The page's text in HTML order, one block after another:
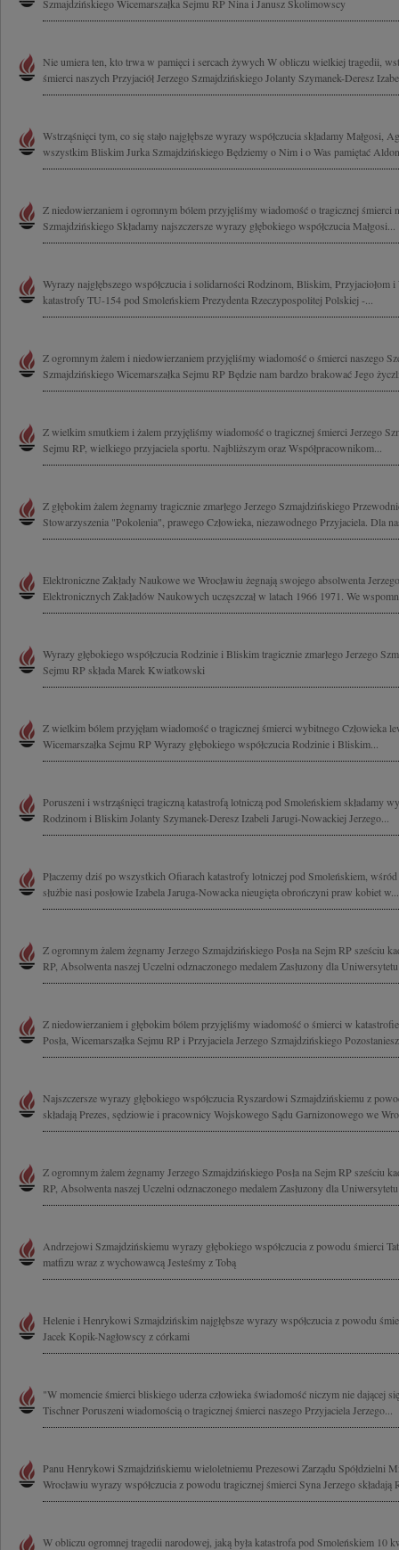
Szmajdzińskiego Wicemarszałka Sejmu RP Nina i Janusz Skolimowscy
Nie umiera ten, kto trwa w pamięci i sercach żywych W obliczu wielkiej tragedii,
śmierci naszych Przyjaciół Jerzego Szmajdzińskiego Jolanty Szymanek-Deresz
Wstrząśnięci tym, co się stało najgłębsze wyrazy współczucia składamy Małgosi,
wszystkim Bliskim Jurka Szmajdzińskiego Będziemy o Nim i o Was pamiętać
Z niedowierzaniem i ogromnym bólem przyjęliśmy wiadomość o tragicznej śmierci
Szmajdzińskiego Składamy najszczersze wyrazy głębokiego współczucia Małgosi...
Wyrazy najgłębszego współczucia i solidarności Rodzinom, Bliskim, Przyjaciołom
katastrofy TU-154 pod Smoleńskiem Prezydenta Rzeczypospolitej Polskiej -...
Z ogromnym żalem i niedowierzaniem przyjęliśmy wiadomość o śmierci naszego
Szmajdzińskiego Wicemarszałka Sejmu RP Będzie nam bardzo brakować Jego
Z wielkim smutkiem i żalem przyjęliśmy wiadomość o tragicznej śmierci Jerzego
Sejmu RP, wielkiego przyjaciela sportu. Najbliższym oraz Współpracownikom...
Z głębokim żalem żegnamy tragicznie zmarłego Jerzego Szmajdzińskiego
Stowarzyszenia "Pokolenia", prawego Człowieka, niezawodnego Przyjaciela. Dla
Elektroniczne Zakłady Naukowe we Wrocławiu żegnają swojego absolwenta
Elektronicznych Zakładów Naukowych uczęszczał w latach 1966 1971. We
Wyrazy głębokiego współczucia Rodzinie i Bliskim tragicznie zmarłego Jerzego
Sejmu RP składa Marek Kwiatkowski
Z wielkim bólem przyjęłam wiadomość o tragicznej śmierci wybitnego Człowieka
Wicemarszałka Sejmu RP Wyrazy głębokiego współczucia Rodzinie i Bliskim...
Poruszeni i wstrząśnięci tragiczną katastrofą lotniczą pod Smoleńskiem składamy
Rodzinom i Bliskim Jolanty Szymanek-Deresz Izabeli Jarugi-Nowackiej Jerzego...
Płaczemy dziś po wszystkich Ofiarach katastrofy lotniczej pod Smoleńskiem,
służbie nasi posłowie Izabela Jaruga-Nowacka nieugięta obrończyni praw kobiet w...
Z ogromnym żalem żegnamy Jerzego Szmajdzińskiego Posła na Sejm RP sześciu
RP, Absolwenta naszej Uczelni odznaczonego medalem Zasłuzony dla
Z niedowierzaniem i głębokim bólem przyjęliśmy wiadomość o śmierci w
Posła, Wicemarszałka Sejmu RP i Przyjaciela Jerzego Szmajdzińskiego
Najszczersze wyrazy głębokiego współczucia Ryszardowi Szmajdzińskiemu z
składają Prezes, sędziowie i pracownicy Wojskowego Sądu Garnizonowego we
Z ogromnym żalem żegnamy Jerzego Szmajdzińskiego Posła na Sejm RP sześciu
RP, Absolwenta naszej Uczelni odznaczonego medalem Zasłuzony dla
Andrzejowi Szmajdzińskiemu wyrazy głębokiego współczucia z powodu śmierci
matfizu wraz z wychowawcą Jesteśmy z Tobą
Helenie i Henrykowi Szmajdzińskim najgłębsze wyrazy współczucia z powodu
Jacek Kopik-Nagłowscy z córkami
"W momencie śmierci bliskiego uderza człowieka świadomość niczym nie dającej
Tischner Poruszeni wiadomością o tragicznej śmierci naszego Przyjaciela Jerzego...
Panu Henrykowi Szmajdzińskiemu wieloletniemu Prezesowi Zarządu Spółdzielni
Wrocławiu wyrazy współczucia z powodu tragicznej śmierci Syna Jerzego składają
W obliczu ogromnej tragedii narodowej, jaką była katastrofa pod Smoleńskiem 10